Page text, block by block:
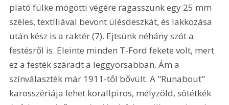
plató fülke mögötti végére ragasszunk egy 25 mm
széles, textíliával bevont ülésdeszkát, és lakkozása
után kész is a raktér (7). Ejtsünk néhány szót a
festésről is. Eleinte minden T-Ford fekete volt, mert
ez a festék száradt a leggyorsabban. Ám a
színválaszték már 1911-től bővült. A "Runabout"
karosszériája lehet korallpiros, mélyzöld, sötétkék